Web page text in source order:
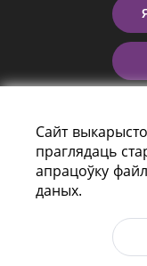
Сайт
праглядаць
апрацоўку
даных.